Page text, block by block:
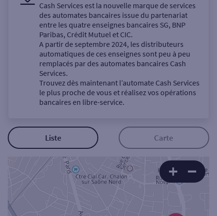
Sélectionnez votre recherche
Un service
Autour de moi
Ville / Code postal
Cash Services est la nouvelle marque de services
des automates bancaires issue du partenariat
entre les quatre enseignes bancaires SG, BNP
Paribas, Crédit Mutuel et CIC.
A partir de septembre 2024, les distributeurs
automatiques de ces enseignes sont peu à peu
remplacés par des automates bancaires Cash
Services.
Trouvez dès maintenant l’automate Cash Services
le plus proche de vous et réalisez vos opérations
bancaires en libre-service.
Liste Carte